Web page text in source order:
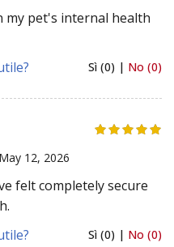
my pet's internal health
Sì (0) | No (0)
May 12, 2026
felt completely secure
Sì (0) | No (0)